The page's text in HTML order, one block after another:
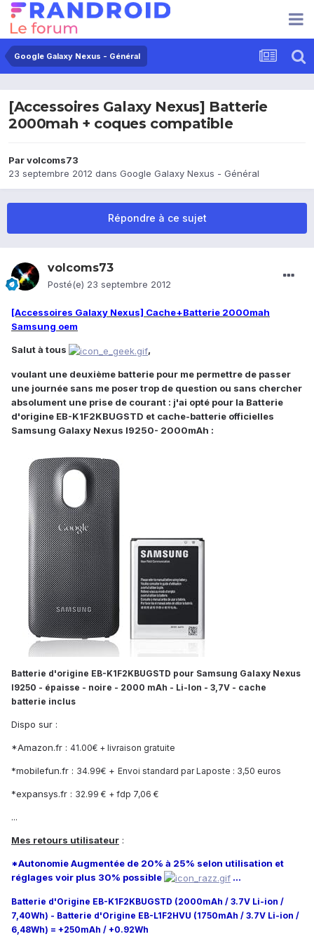
Google Galaxy Nexus - Général
[Accessoires Galaxy Nexus] Batterie
2000mah + coques compatible
Parvolcoms73
23 septembre 2012 dans Google Galaxy Nexus - Général
Répondre à ce sujet
volcoms73
Posté(e) 23 septembre 2012
[Accessoires Galaxy Nexus] Cache+Batterie 2000mah
Samsung oem
Salut à tous ,
voulant une deuxième batterie pour me permettre de passer
une journée sans me poser trop de question ou sans chercher
absolument une prise de courant : j'ai opté pour la Batterie
d'origine EB-K1F2KBUGSTD et cache-batterie officielles
Samsung Galaxy Nexus I9250- 2000mAh :
Batterie d'origine EB-K1F2KBUGSTD pour Samsung Galaxy Nexus
I9250 - épaisse - noire - 2000 mAh - Li-Ion - 3,7V - cache
batterie inclus
Dispo sur :
*Amazon.fr : 41.00€ + livraison gratuite
*mobilefun.fr : 34.99€ + Envoi standard par Laposte : 3,50 euros
*expansys.fr : 32.99 € + fdp 7,06 €
...
Mes retours utilisateur :
*Autonomie Augmentée de 20% à 25% selon utilisation et
réglages voir plus 30% possible
...
Batterie d'Origine EB-K1F2KBUGSTD (2000mAh / 3.7V Li-ion /
7,40Wh) - Batterie d'Origine EB-L1F2HVU (1750mAh / 3.7V Li-ion /
6,48Wh) = +250mAh / +0.92Wh